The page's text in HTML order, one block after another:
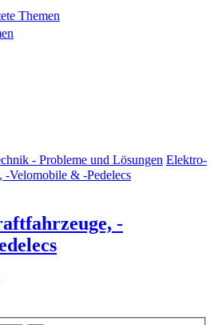
Themen
- Probleme und Lösungen Elektro-
-Velomobile & -Pedelecs
-